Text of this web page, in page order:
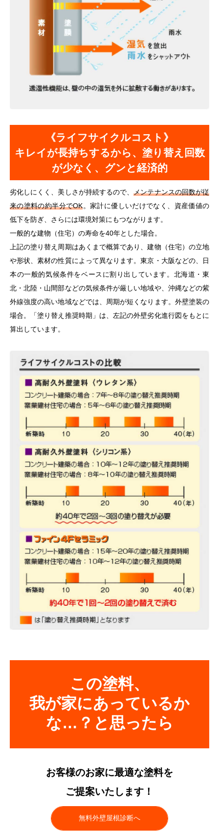
《ライフサイクルコスト》
キレイが長持ちするから、塗り替え回数
が少なく、グンと経済的
劣化しにくく、美しさが持続するので、メンテナンスの回数が従
来の塗料の約半分でOK。家計に優しいだけでなく、資産価値の
低下を防ぎ、さらには環境対策にもつながります。
一般的な建物（住宅）の寿命を40年とした場合。
上記の塗り替え周期はあくまで概算であり、建物（住宅）の立地
や形状、素材の性質によって異なります。東京・大阪などの、日
本の一般的気候条件をベースに割り出しています。北海道・東
北・北陸・山間部などの気候条件が厳しい地域や、沖縄などの紫
外線強度の高い地域などでは、周期が短くなります。外壁塗装の
場合。「塗り替え推奨時期」は、左記の外壁劣化進行図をもとに
算出しています。
この塗料、
我が家にあっているか
な…？と思ったら
お客様のお家に最適な塗料を
ご提案いたします！
無料外壁屋根診断へ